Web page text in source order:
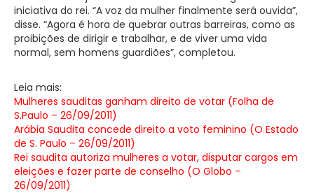
iniciativa do rei. “A voz da mulher finalmente será ouvida”,
disse. “Agora é hora de quebrar outras barreiras, como as
proibições de dirigir e trabalhar, e de viver uma vida
normal, sem homens guardiões”, completou.
Leia mais:
Mulheres sauditas ganham direito de votar (Folha de
S.Paulo – 26/09/2011)
Arábia Saudita concede direito a voto feminino (O Estado
de S. Paulo – 26/09/2011)
Rei saudita autoriza mulheres a votar, disputar cargos em
eleições e fazer parte de conselho (O Globo –
26/09/2011)